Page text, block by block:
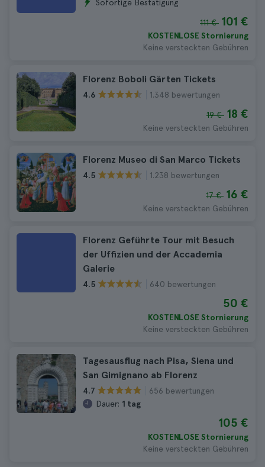
Sofortige Bestätigung
111 € 101 €
KOSTENLOSE Stornierung
Keine versteckten Gebühren
Florenz Boboli Gärten Tickets
4.6 1.348 bewertungen
19 € 18 €
Keine versteckten Gebühren
Florenz Museo di San Marco Tickets
4.5 1.238 bewertungen
17 € 16 €
Keine versteckten Gebühren
Florenz Geführte Tour mit Besuch
der Uffizien und der Accademia
Galerie
4.5 640 bewertungen
50 €
KOSTENLOSE Stornierung
Keine versteckten Gebühren
Tagesausflug nach Pisa, Siena und
San Gimignano ab Florenz
4.7
656 bewertungen
Dauer: 1 tag
105 €
KOSTENLOSE Stornierung
Keine versteckten Gebühren